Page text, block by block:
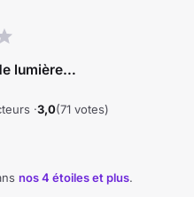
lumière…
·3,0(71 votes)
nos 4 étoiles et plus.